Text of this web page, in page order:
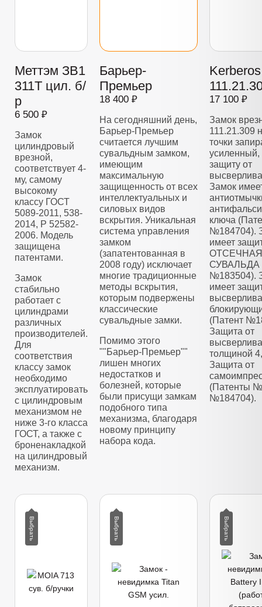
Меттэм ЗВ1
311Т цил. б/
р
6 500 ₽
Замок
цилиндровый
врезной,
соответствует 4-
му, самому
высокому
классу ГОСТ
5089-2011, 538-
2014, Р 52582-
2006. Модель
защищена
патентами.
Замок
стабильно
работает с
цилиндрами
различных
производителей.
Для
соответствия
классу замок
необходимо
эксплуатировать
с цилиндровым
механизмом не
ниже 3-го класса
ГОСТ, а также с
броненакладкой
на цилиндровый
механизм.
Барьер-
Премьер
18 400 ₽
На сегодняшний день,
Барьер-Премьер
считается лучшим
сувальдным замком,
имеющим
максимальную
защищенность от всех
интеллектуальных и
силовых видов
вскрытия. Уникальная
система управления
замком
(запатентованная в
2008 году) исключает
многие традиционные
методы вскрытия,
которым подвержены
классические
сувальдные замки.
Помимо этого
""Барьер-Премьер""
лишен многих
недостатков и
болезней, которые
были присущи замкам
подобного типа
механизма, благодаря
новому принципу
набора кода.
Kerberos
17 100 ₽
Замок
111.21.309
точки
усиленный,
защиту от
Замок
ключа
№184704).
имеет
ОТСЕЧНАЯ
СУВАЛЬДА
№183504).
имеет
(Патент
Защита от
толщиной
Защита от
(Патенты
№184704).